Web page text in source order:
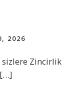
2026
[…]